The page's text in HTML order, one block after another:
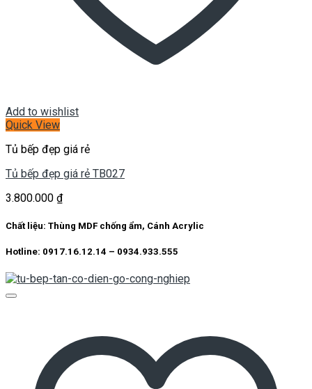
Add to wishlist
Quick View
Tủ bếp đẹp giá rẻ
Tủ bếp đẹp giá rẻ TB027
3.800.000 ₫
Chất liệu: Thùng MDF chống ẩm, Cánh Acrylic
Hotline: 0917.16.12.14 – 0934.933.555